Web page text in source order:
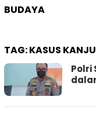
BUDAYA
TAG:KASUS
Polri